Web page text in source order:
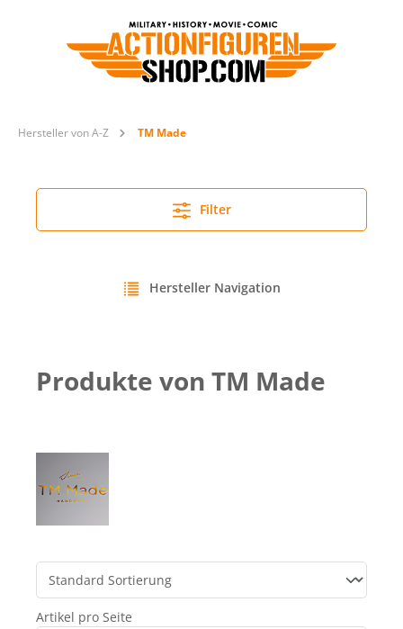
Hersteller von A-Z TM Made
Filter
Hersteller Navigation
Produkte von TM Made
Artikel pro Seite